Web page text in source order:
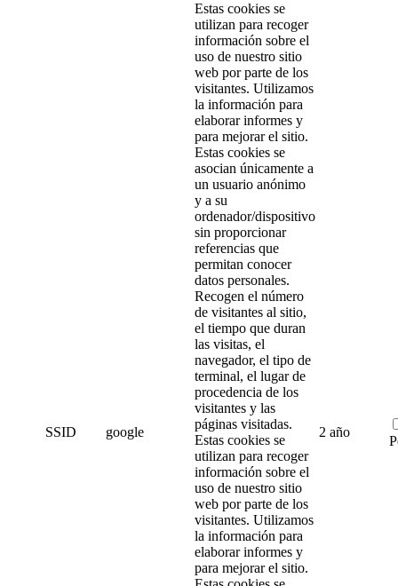
SSID google
Estas cookies se
utilizan para recoger
información sobre el
uso de nuestro sitio
web por parte de los
visitantes. Utilizamos
la información para
elaborar informes y
para mejorar el sitio.
Estas cookies se
asocian únicamente a
un usuario anónimo
y a su
ordenador/dispositivo
sin proporcionar
referencias que
permitan conocer
datos personales.
Recogen el número
de visitantes al sitio,
el tiempo que duran
las visitas, el
navegador, el tipo de
terminal, el lugar de
procedencia de los
visitantes y las
páginas visitadas.
Estas cookies se
utilizan para recoger
información sobre el
uso de nuestro sitio
web por parte de los
visitantes. Utilizamos
la información para
elaborar informes y
para mejorar el sitio.
2 año